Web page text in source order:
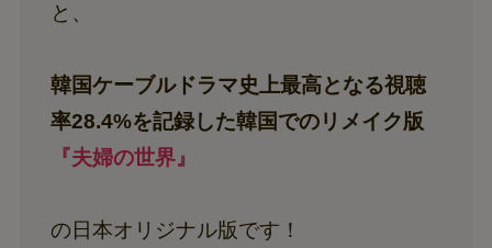
と、
韓国ケーブルドラマ史上最高となる視聴
率28.4%を記録した韓国でのリメイク版
『夫婦の世界』
の日本オリジナル版です！